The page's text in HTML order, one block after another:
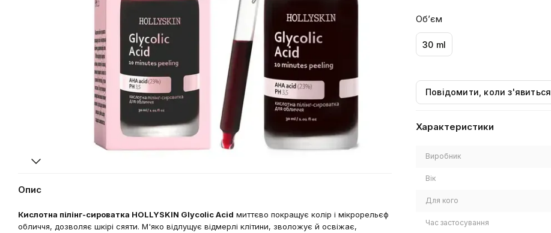
Опис
Кислотна пілінг-сироватка HOLLYSKIN Glycolic Acid миттєво покращує колір і мікрорельєф
обличчя, дозволяє шкірі сяяти. М'яко відлущує відмерлі клітини, зволожує й освіжає,
Обʼєм
30 ml
Повідомити, коли з'явиться
Характеристики
Виробник
Вік
Для кого
Час застосування